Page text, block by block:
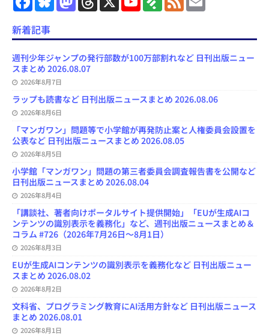
a
e
b
o
k
s
y
a
o
o
n
h
a
s
o
u
e
C
n
e
l
e
l
新着記事
週刊少年ジャンプの発行部数が100万部割れなど 日刊出版ニュー
スまとめ 2026.08.07
2026年8月7日
ラップも読書など 日刊出版ニュースまとめ 2026.08.06
2026年8月6日
「マンガワン」問題等で小学館が再発防止案と人権委員会設置を
公表など 日刊出版ニュースまとめ 2026.08.05
2026年8月5日
小学館「マンガワン」問題の第三者委員会調査報告書を公開など
日刊出版ニュースまとめ 2026.08.04
2026年8月4日
「講談社、著者向けポータルサイト提供開始」「EUが生成AIコ
ンテンツの識別表示を義務化」など、週刊出版ニュースまとめ＆
コラム #726（2026年7月26日～8月1日）
2026年8月3日
EUが生成AIコンテンツの識別表示を義務化など 日刊出版ニュー
スまとめ 2026.08.02
2026年8月2日
文科省、プログラミング教育にAI活用方針など 日刊出版ニュース
まとめ 2026.08.01
2026年8月1日